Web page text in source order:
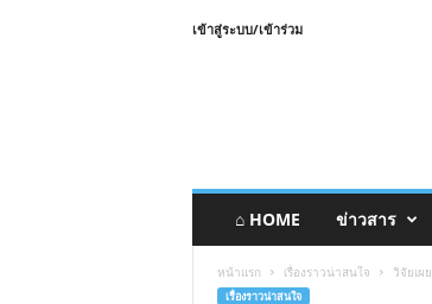
เข้าสู่ระบบ/เข้าร่วม
⌂ HOME ข่าวสาร
หน้าแรก เรื่องราวน่าสนใจ วิจัยเผ
เรื่องราวน่าสนใจ